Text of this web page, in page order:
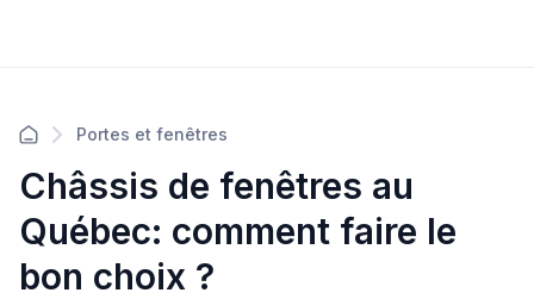
Portes et fenêtres
Châssis de fenêtres au
Québec: comment faire le
bon choix ?